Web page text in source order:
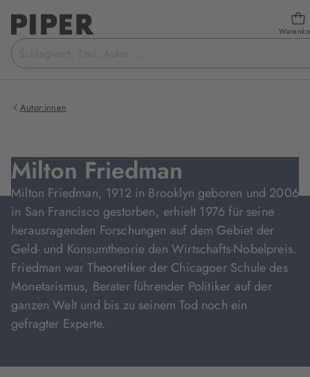
Suchbegriff
eingeben
Autor:innen
Milton Friedman
Milton Friedman, 1912 in Brooklyn geboren und 2006
in San Francisco gestorben, erhielt 1976 für seine
herausragenden Forschungen auf dem Gebiet der
Geld- und Konsumtheorie den Wirtschafts-Nobelpreis.
Friedman war Theoretiker der Chicagoer Schule des
Monetarismus, Berater führender Politiker auf der
ganzen Welt und bis zu seinem Tod noch ein
gefragter Experte.